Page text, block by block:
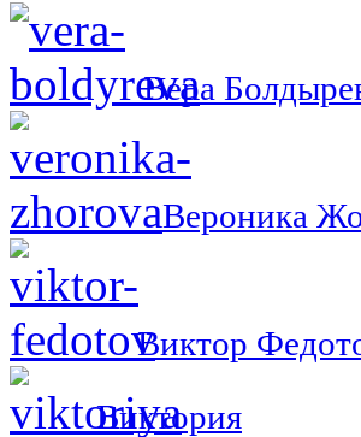
Вера
Вероника
Виктор
Виктория